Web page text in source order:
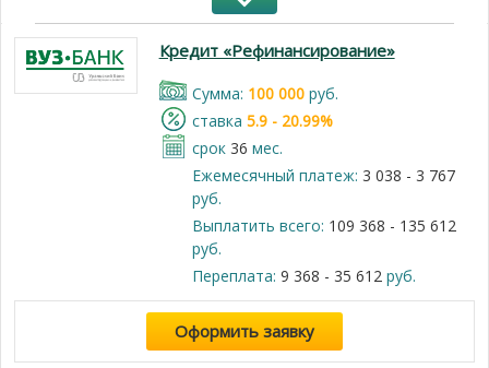
Кредит «Рефинансирование»
Cумма: 100 000руб.
cтавка 5.9 - 20.99%
срок 36 мес.
Ежемесячный платеж: 3 038 - 3 767
руб.
Выплатить всего: 109 368 - 135 612
руб.
Переплата: 9 368 - 35 612руб.
Оформить заявку